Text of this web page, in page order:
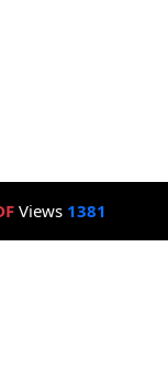
Views 1381